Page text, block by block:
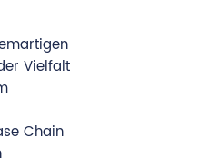
Vielfalt
Chain